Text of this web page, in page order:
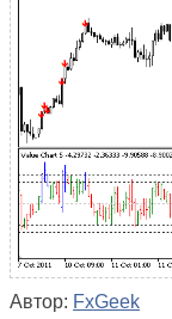
Автор: FxGeek